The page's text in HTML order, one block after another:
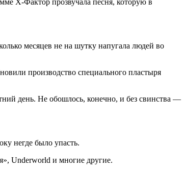
X-Фактор прозвучала песня, которую в
месяцев не на шутку напугала людей во
производство специального пластыря
день. Не обошлось, конечно, и без свинства —
негде было упасть.
Underworld и многие другие.